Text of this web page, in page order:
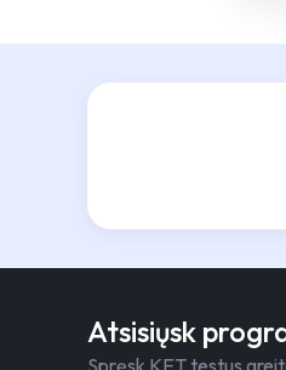
Atsisiųsk
Spręsk KET testus